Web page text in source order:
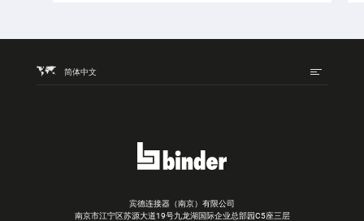
简体中文
宾德连接器（南京）有限公司
南京市江宁区苏源大道19号九龙湖国际企业总部园C5座三层